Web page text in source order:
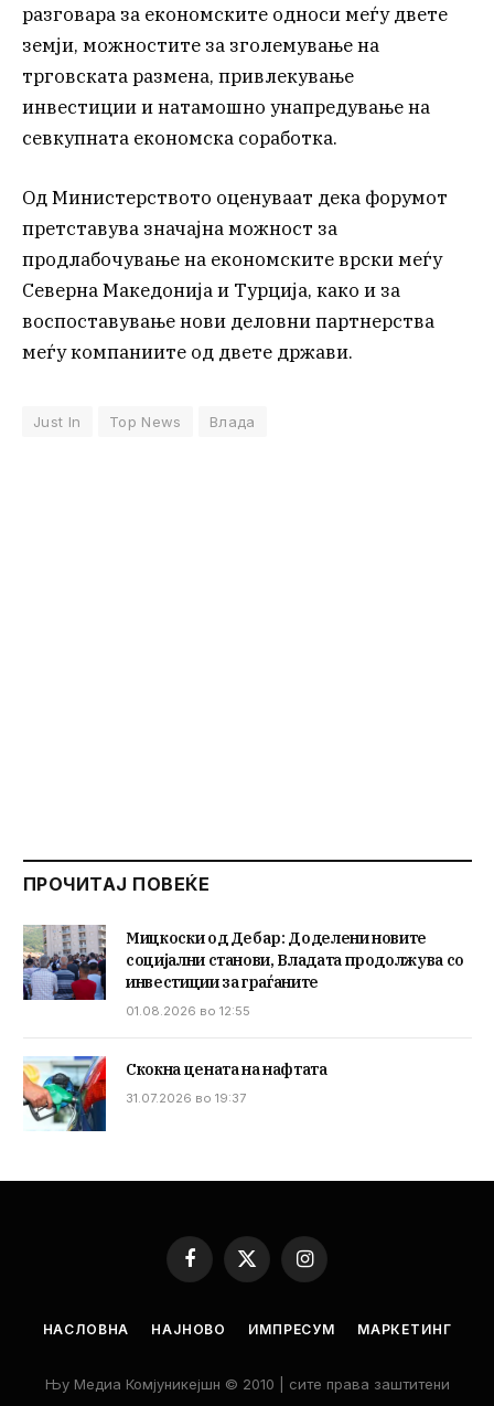
разговара за економските односи меѓу двете
земји, можностите за зголемување на
трговската размена, привлекување
инвестиции и натамошно унапредување на
севкупната економска соработка.
Од Министерството оценуваат дека форумот
претставува значајна можност за
продлабочување на економските врски меѓу
Северна Македонија и Турција, како и за
воспоставување нови деловни партнерства
меѓу компаниите од двете држави.
Just In Top News Влада
ПРОЧИТАЈ ПОВЕЌЕ
Мицкоски од Дебар: Доделени новите
социјални станови, Владата продолжува со
инвестиции за граѓаните
01.08.2026 во 12:55
Скокна цената на нафтата
31.07.2026 во 19:37
Facebook
X
Instagram
НАСЛОВНА НАЈНОВО ИМПРЕСУМ МАРКЕТИНГ
Њу Медиа Комјуникејшн © 2010 | сите права заштитени